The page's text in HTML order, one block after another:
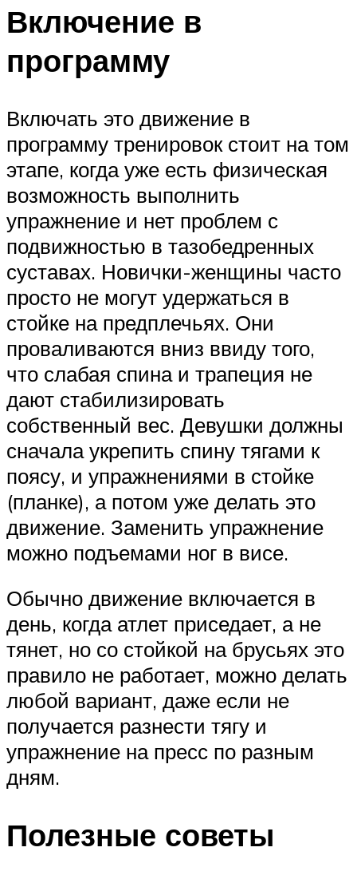
Включение в
программу
Включать это движение в
программу тренировок стоит на том
этапе, когда уже есть физическая
возможность выполнить
упражнение и нет проблем с
подвижностью в тазобедренных
суставах. Новички-женщины часто
просто не могут удержаться в
стойке на предплечьях. Они
проваливаются вниз ввиду того,
что слабая спина и трапеция не
дают стабилизировать
собственный вес. Девушки должны
сначала укрепить спину тягами к
поясу, и упражнениями в стойке
(планке), а потом уже делать это
движение. Заменить упражнение
можно подъемами ног в висе.
Обычно движение включается в
день, когда атлет приседает, а не
тянет, но со стойкой на брусьях это
правило не работает, можно делать
любой вариант, даже если не
получается разнести тягу и
упражнение на пресс по разным
дням.
Полезные советы